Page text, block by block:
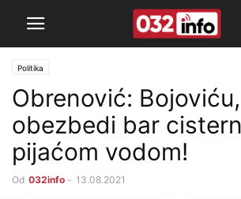
Politika
Obrenović: Bojoviću,
obezbedi bar
pijaćom vodom!
Od 032info - 13.08.2021